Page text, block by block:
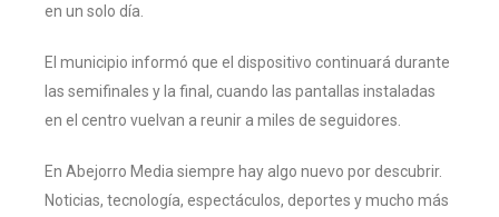
en un solo día.
El municipio informó que el dispositivo continuará durante
las semifinales y la final, cuando las pantallas instaladas
en el centro vuelvan a reunir a miles de seguidores.
En Abejorro Media siempre hay algo nuevo por descubrir.
Noticias, tecnología, espectáculos, deportes y mucho más